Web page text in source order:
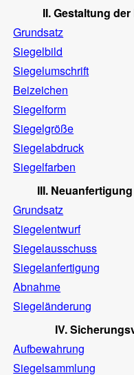
II. Gestaltung
Grundsatz
Siegelbild
Siegelumschrift
Beizeichen
Siegelform
Siegelgröße
Siegelabdruck
Siegelfarben
III.
Grundsatz
Siegelentwurf
Siegelausschuss
Siegelanfertigung
Abnahme
Siegeländerung
IV.
Aufbewahrung
Siegelsammlung